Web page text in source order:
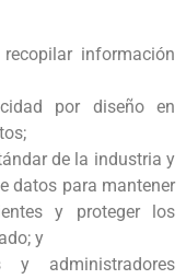
información
por diseño en
de la industria y
datos para mantener
y proteger los
y
y administradores